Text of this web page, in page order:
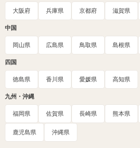
大阪府 兵庫県 京都府 滋賀県
中国
岡山県 広島県 鳥取県 島根県
四国
徳島県 香川県 愛媛県 高知県
九州・沖縄
福岡県 佐賀県 長崎県 熊本県
鹿児島県 沖縄県